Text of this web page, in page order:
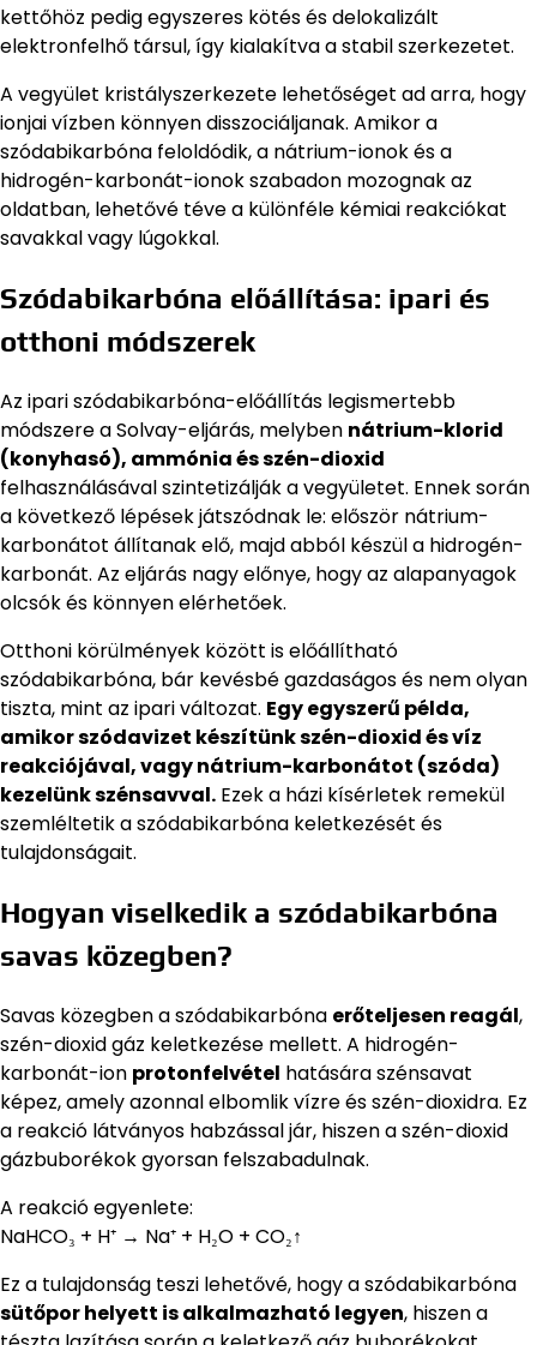
kettőhöz pedig egyszeres kötés és delokalizált
elektronfelhő társul, így kialakítva a stabil szerkezetet.
A vegyület kristályszerkezete lehetőséget ad arra, hogy
ionjai vízben könnyen disszociáljanak. Amikor a
szódabikarbóna feloldódik, a nátrium-ionok és a
hidrogén-karbonát-ionok szabadon mozognak az
oldatban, lehetővé téve a különféle kémiai reakciókat
savakkal vagy lúgokkal.
Szódabikarbóna előállítása: ipari és
otthoni módszerek
Az ipari szódabikarbóna-előállítás legismertebb
módszere a Solvay-eljárás, melyben nátrium-klorid
(konyhasó), ammónia és szén-dioxid
felhasználásával szintetizálják a vegyületet. Ennek során
a következő lépések játszódnak le: először nátrium-
karbonátot állítanak elő, majd abból készül a hidrogén-
karbonát. Az eljárás nagy előnye, hogy az alapanyagok
olcsók és könnyen elérhetőek.
Otthoni körülmények között is előállítható
szódabikarbóna, bár kevésbé gazdaságos és nem olyan
tiszta, mint az ipari változat. Egy egyszerű példa,
amikor szódavizet készítünk szén-dioxid és víz
reakciójával, vagy nátrium-karbonátot (szóda)
kezelünk szénsavval. Ezek a házi kísérletek remekül
szemléltetik a szódabikarbóna keletkezését és
tulajdonságait.
Hogyan viselkedik a szódabikarbóna
savas közegben?
Savas közegben a szódabikarbóna erőteljesen reagál,
szén-dioxid gáz keletkezése mellett. A hidrogén-
karbonát-ion protonfelvétel hatására szénsavat
képez, amely azonnal elbomlik vízre és szén-dioxidra. Ez
a reakció látványos habzással jár, hiszen a szén-dioxid
gázbuborékok gyorsan felszabadulnak.
A reakció egyenlete:
NaHCO₃ + H⁺ → Na⁺ + H₂O + CO₂↑
Ez a tulajdonság teszi lehetővé, hogy a szódabikarbóna
sütőpor helyett is alkalmazható legyen, hiszen a